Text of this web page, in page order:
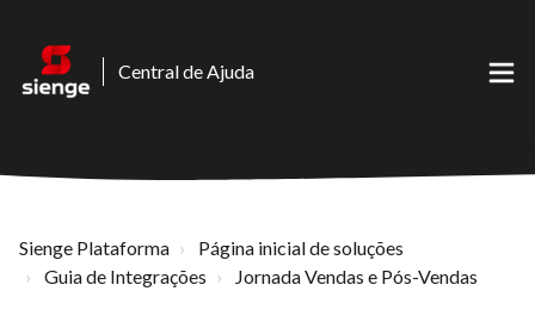
Central de Ajuda
Sienge Plataforma
Página inicial de soluções
Guia de Integrações
Jornada Vendas e Pós-Vendas